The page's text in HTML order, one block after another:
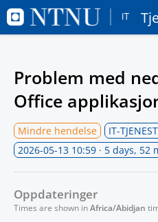
Problem med
Office
Mindre hendelse
IT-
2026-05-13 10:59 · 5 days, 52
Oppdateringer
Times are shown inAfrica/Abidjan